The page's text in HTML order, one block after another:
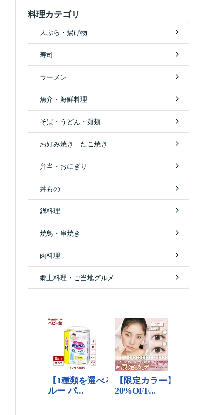
料理カテゴリ
天ぷら・揚げ物
寿司
ラーメン
魚介・海鮮料理
そば・うどん・麺類
お好み焼き・たこ焼き
弁当・おにぎり
丼もの
鍋料理
焼鳥・串焼き
肉料理
郷土料理・ご当地グルメ